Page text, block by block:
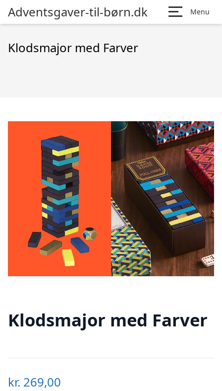
Adventsgaver-til-børn.dk Menu
Klodsmajor med Farver
Klodsmajor med Farver
kr. 269,00